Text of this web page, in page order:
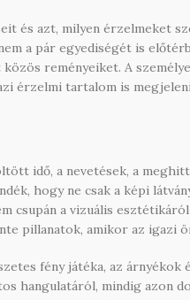
és azt, milyen érzelmeket
a pár egyediségét is
reményeiket. A
érzelmi tartalom is
idő, a nevetések, a
hogy ne csak a képi
csupán a vizuális
pillanatok, amikor az igazi
fény játéka, az árnyékok
hangulatáról, mindig azon